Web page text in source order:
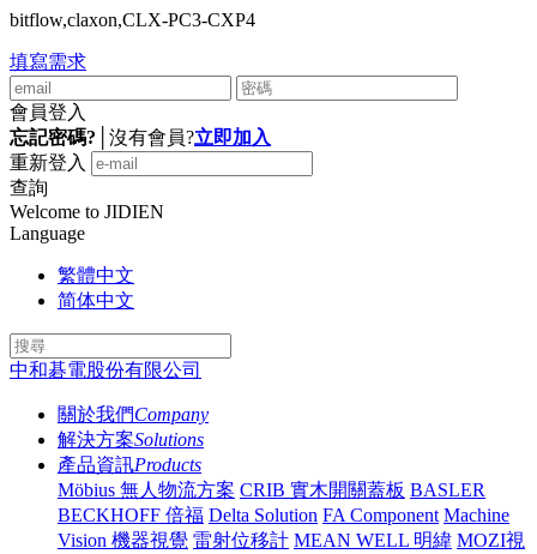
bitflow,claxon,CLX-PC3-CXP4
填寫需求
會員登入
忘記密碼?
沒有會員?立即加入
重新登入
查詢
Welcome to JIDIEN
Language
繁體中文
简体中文
中和碁電股份有限公司
關於我們Company
解決方案Solutions
產品資訊Products
Möbius 無人物流方案 CRIB 實木開關蓋板 BASLER
BECKHOFF 倍福 Delta Solution FA Component Machine
Vision 機器視覺 雷射位移計 MEAN WELL 明緯 MOZI視